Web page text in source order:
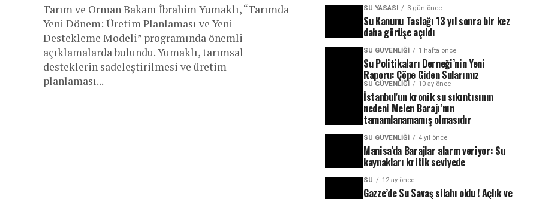
Tarım ve Orman Bakanı İbrahim Yumaklı, “Tarımda
Yeni Dönem: Üretim Planlaması ve Yeni
Destekleme Modeli” programında önemli
açıklamalarda bulundu. Yumaklı, tarımsal
desteklerin sadeleştirilmesi ve üretim
planlaması...
SU YASASI 3 gün önce
Su Kanunu Taslağı 13 yıl sonra bir kez
daha görüşe açıldı
SU GÜVENLIĞI 1 hafta önce
Su Politikaları Derneği’nin Yeni
Raporu: Çöpe Giden Sularımız
SU GÜVENLIĞI 10 ay önce
İstanbul’un kronik su sıkıntısının
nedeni Melen Barajı’nın
tamamlanamamış olmasıdır
SU GÜVENLIĞI 4 yıl önce
Manisa’da Barajlar alarm veriyor: Su
kaynakları kritik seviyede
SU 12 ay önce
Gazze’de Su Savaş silahı oldu ! Açlık ve